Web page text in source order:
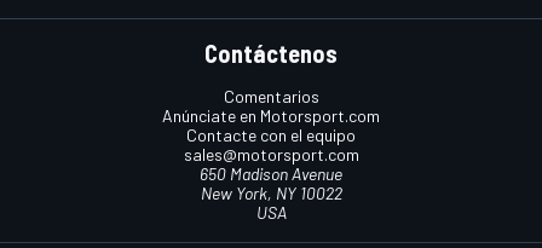
Contáctenos
Comentarios
Anúnciate en Motorsport.com
Contacte con el equipo
sales@motorsport.com
650 Madison Avenue
New York, NY 10022
USA